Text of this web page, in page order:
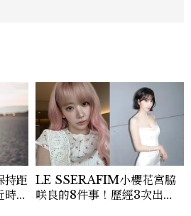
與編輯直覺，引領讀者探索女性多元面
生活品味風格的無限可能。
持距
最
LE SSERAFIM小櫻花宮脇
咲良的8件事！歷經3次出